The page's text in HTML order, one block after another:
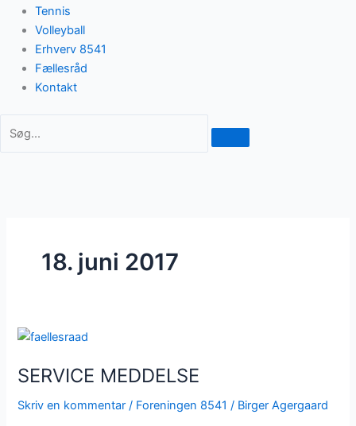
Tennis
Volleyball
Erhverv 8541
Fællesråd
Kontakt
18. juni 2017
SERVICE MEDDELSE
Skriv en kommentar / Foreningen 8541 / Birger Agergaard
SERVICE